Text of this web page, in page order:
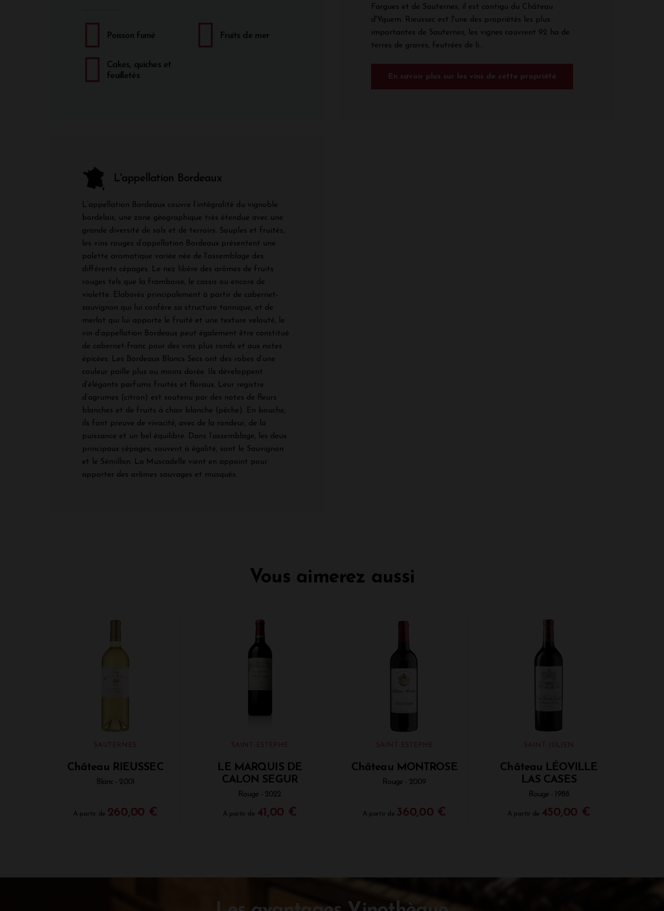
Poisson fumé Fruits de mer
Cakes, quiches et
feuilletés
L'appellation Bordeaux
L’appellation Bordeaux couvre l’intégralité du vignoble
bordelais, une zone géographique très étendue avec une
grande diversité de sols et de terroirs. Souples et fruités,
les vins rouges d’appellation Bordeaux présentent une
palette aromatique variée née de l’assemblage des
différents cépages. Le nez libère des arômes de fruits
rouges tels que la framboise, le cassis ou encore de
violette. Elaborés principalement à partir de cabernet-
sauvignon qui lui confère sa structure tannique, et de
merlot qui lui apporte le fruité et une texture velouté, le
vin d’appellation Bordeaux peut également être constitué
de cabernet-franc pour des vins plus ronds et aux notes
épicées. Les Bordeaux Blancs Secs ont des robes d’une
couleur paille plus ou moins dorée. Ils développent
d’élégants parfums fruités et floraux. Leur registre
d’agrumes (citron) est soutenu par des notes de fleurs
blanches et de fruits à chair blanche (pêche). En bouche,
ils font preuve de vivacité, avec de la rondeur, de la
puissance et un bel équilibre. Dans l’assemblage, les deux
principaux cépages, souvent à égalité, sont le Sauvignon
et le Sémillon. La Muscadelle vient en appoint pour
apporter des arômes sauvages et musqués.
Fargues et de Sauternes, il est contigu du Château
d'Yquem. Rieussec est l'une des propriétés les plus
importantes de Sauternes, les vignes couvrent 92 ha de
terres de graves, feutrées de li...
En savoir plus sur les vins de cette propriété
Vous aimerez aussi
SAUTERNES
Château RIEUSSEC
Blanc - 2001
A partir de 260,00 €
SAINT-ESTÈPHE
LE MARQUIS DE
CALON SEGUR
Rouge - 2022
A partir de 41,00 €
SAINT-ESTÈPHE
Château MONTROSE
Rouge - 2009
A partir de 360,00 €
SAINT-JULIEN
Château LÉOVILLE
LAS CASES
Rouge - 1988
A partir de 450,00 €